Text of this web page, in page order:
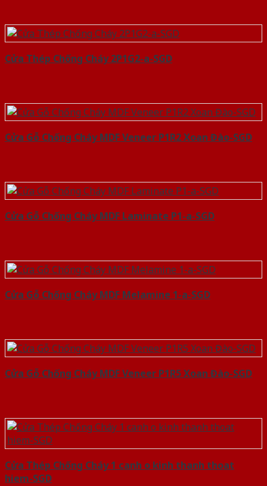
Cửa Thép Chống Cháy 2P1G2-a-SGD
Cửa Gỗ Chống Cháy MDF Veneer P1R2 Xoan Đào-SGD
Cửa Gỗ Chống Cháy MDF Laminate P1-a-SGD
Cửa Gỗ Chống Cháy MDF Melamine 1-a-SGD
Cửa Gỗ Chống Cháy MDF Veneer P1R5 Xoan Đào-SGD
Cửa Thép Chống Cháy 1 canh o kinh thanh thoat
hiem-SGD